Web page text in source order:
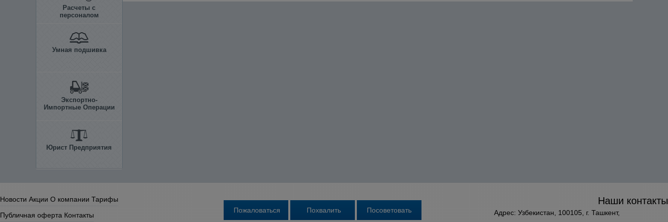
Расчеты с
персоналом
Умная подшивка
Экспортно-
Импортные Операции
Юрист Предприятия
Новости Акции О компании Тарифы
Публичная оферта Контакты
Наши контакты
Адрес: Узбекистан, 100105, г. Ташкент,